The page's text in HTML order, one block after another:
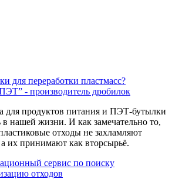
для переработки пластмасс?
для продуктов питания и ПЭТ-бутылки
в нашей жизни. И как замечательно то,
отходы не захламляют
их принимают как вторсырьё.
сервис по поиску
отходов